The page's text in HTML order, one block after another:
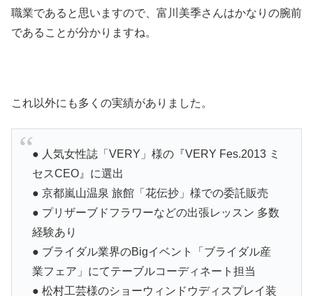
職業であると思いますので、富川美季さんはかなりの腕前
であることが分かりますね。
これ以外にも多くの実績がありました。
● 人気女性誌「VERY」様の『VERY Fes.2013 ミ
セスCEO』に選出
● 京都嵐山温泉 旅館「花伝抄」様での委託販売
● プリザーブドフラワーなどの出張レッスン 多数
経験あり
● ブライダル業界のBigイベント「ブライダル産
業フェア」にてテーブルコーディネート担当
● 松村工芸様のショーウィンドウディスプレイ装